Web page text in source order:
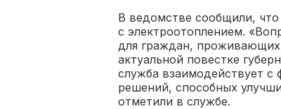
В ведомстве сообщили,
с электроотоплением.
для граждан, проживающих
актуальной повестке
служба взаимодействует с
решений, способных
отметили в службе.